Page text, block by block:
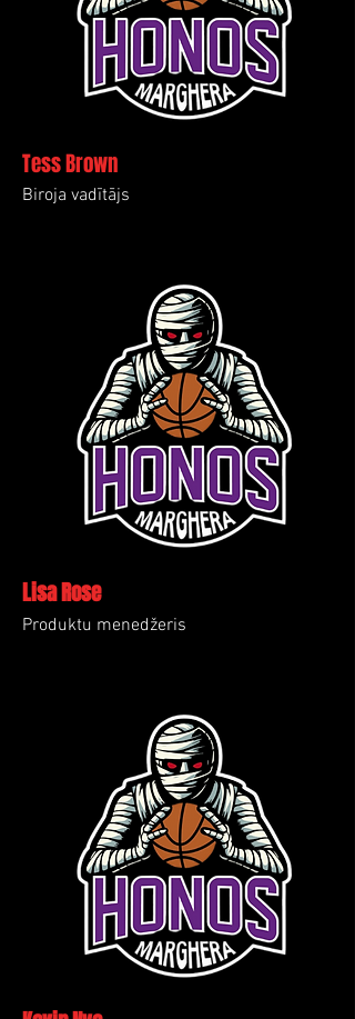
Tess Brown
Biroja vadītājs
Lisa Rose
Produktu menedžeris